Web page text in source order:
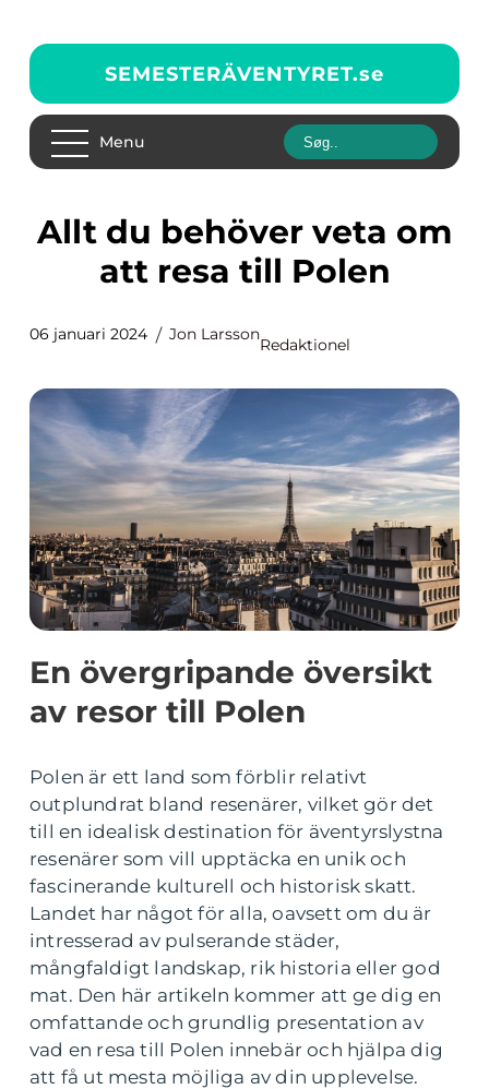
SEMESTERÄVENTYRET.se
Menu
Allt du behöver veta om
att resa till Polen
06 januari 2024 Jon Larsson
Redaktionel
En övergripande översikt
av resor till Polen
Polen är ett land som förblir relativt
outplundrat bland resenärer, vilket gör det
till en idealisk destination för äventyrslystna
resenärer som vill upptäcka en unik och
fascinerande kulturell och historisk skatt.
Landet har något för alla, oavsett om du är
intresserad av pulserande städer,
mångfaldigt landskap, rik historia eller god
mat. Den här artikeln kommer att ge dig en
omfattande och grundlig presentation av
vad en resa till Polen innebär och hjälpa dig
att få ut mesta möjliga av din upplevelse.